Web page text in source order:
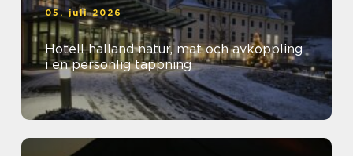
05. juli 2026
Hotell halland natur, mat och avkoppling
i en personlig tappning